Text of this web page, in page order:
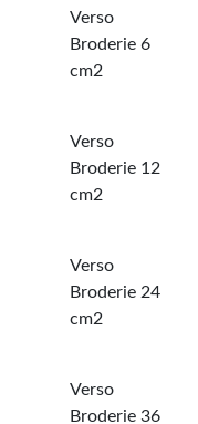
Verso
Broderie 6
cm2
Verso
Broderie 12
cm2
Verso
Broderie 24
cm2
Verso
Broderie 36